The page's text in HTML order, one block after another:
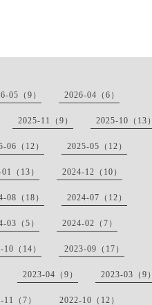
05（9） 2026-04（6）
2025-11（9） 2025-10（13）
06（12） 2025-05（12）
（13） 2024-12（10）
08（18） 2024-07（12）
03（5） 2024-02（7）
10（14） 2023-09（17）
2023-04（9） 2023-03（9）
11（7） 2022-10（12）